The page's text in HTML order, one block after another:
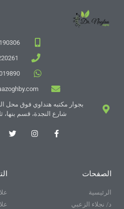
بجوار مكتبه هنداوي فوق محل
شارع النجدة، قسم بنها،
الصفحات
الرئيسية
د/ نجلاء الزعبي